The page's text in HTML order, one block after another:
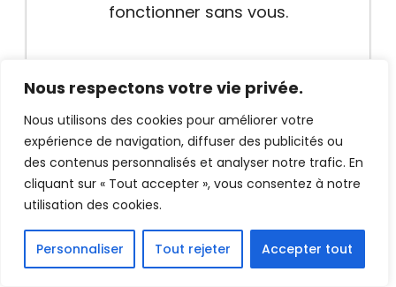
Nous respectons votre vie privée.
Nous utilisons des cookies pour améliorer votre
expérience de navigation, diffuser des publicités ou
des contenus personnalisés et analyser notre trafic. En
cliquant sur « Tout accepter », vous consentez à notre
utilisation des cookies.
Personnaliser Tout rejeter Accepter tout
fonctionner sans vous.